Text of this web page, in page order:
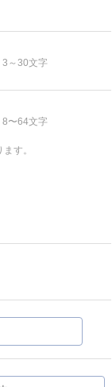
～30文字
〜64文字
す。